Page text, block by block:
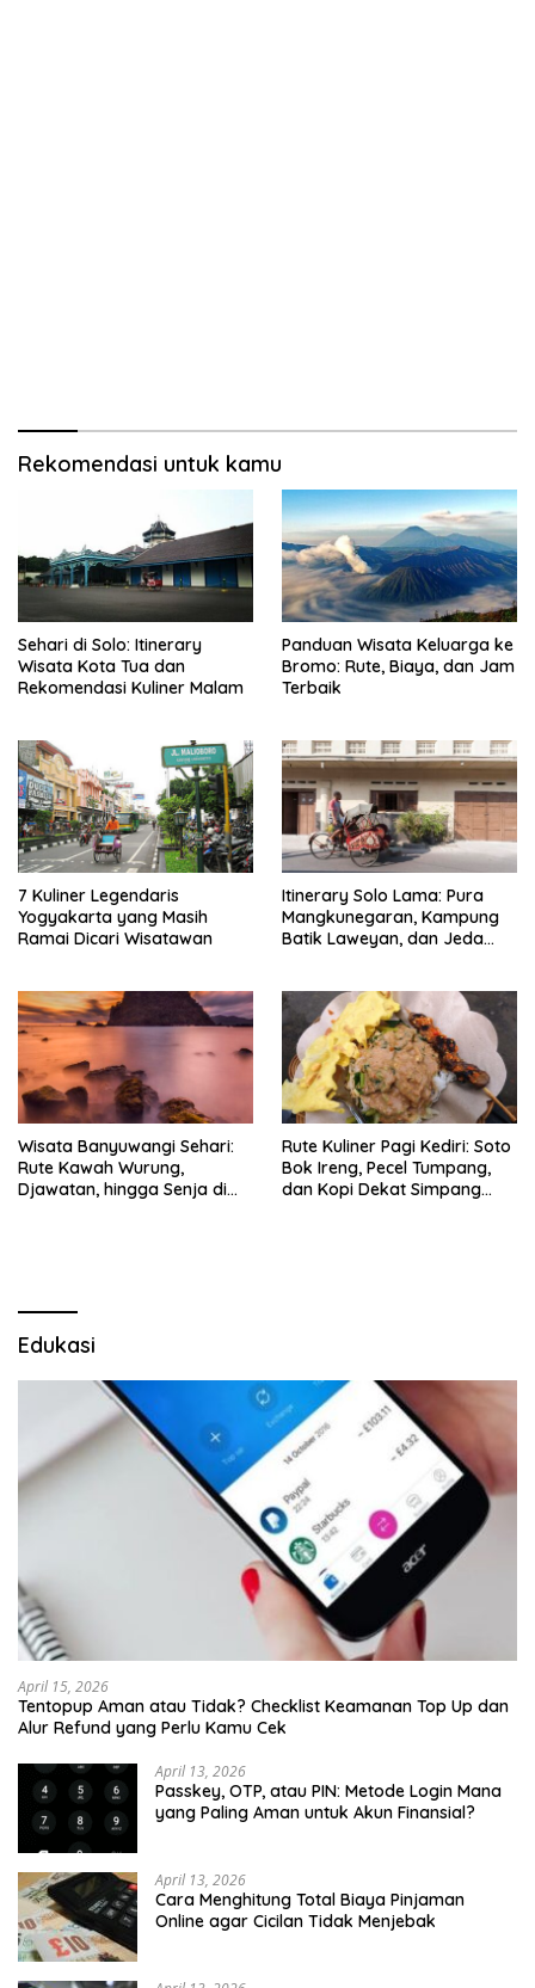
Rekomendasi untuk kamu
Sehari di Solo: Itinerary
Wisata Kota Tua dan
Rekomendasi Kuliner Malam
Panduan Wisata Keluarga ke
Bromo: Rute, Biaya, dan Jam
Terbaik
7 Kuliner Legendaris
Yogyakarta yang Masih
Ramai Dicari Wisatawan
Itinerary Solo Lama: Pura
Mangkunegaran, Kampung
Batik Laweyan, dan Jeda
Wisata Banyuwangi Sehari:
Rute Kawah Wurung,
Djawatan, hingga Senja di
Rute Kuliner Pagi Kediri: Soto
Bok Ireng, Pecel Tumpang,
dan Kopi Dekat Simpang
Edukasi
April 15, 2026
Tentopup Aman atau Tidak? Checklist Keamanan Top Up dan
Alur Refund yang Perlu Kamu Cek
April 13, 2026
Passkey, OTP, atau PIN: Metode Login Mana
yang Paling Aman untuk Akun Finansial?
April 13, 2026
Cara Menghitung Total Biaya Pinjaman
Online agar Cicilan Tidak Menjebak